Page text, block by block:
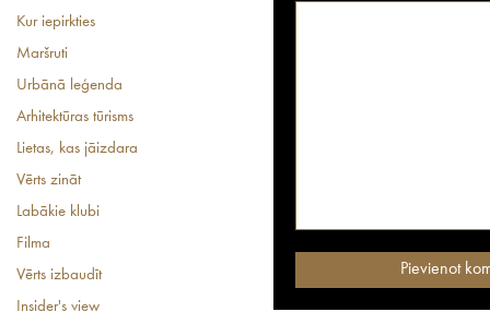
Kur iepirkties
Maršruti
Urbānā leģenda
Arhitektūras tūrisms
Lietas, kas jāizdara
Vērts zināt
Labākie klubi
Filma
Vērts izbaudīt
Insider's view